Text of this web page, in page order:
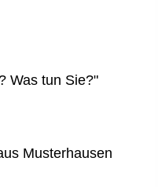
Was tun Sie?"
Musterhausen